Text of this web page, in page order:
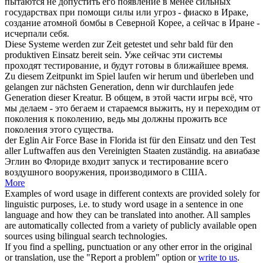
государствах при помощи силы или угроз - фиаско в Ираке,
создание атомной бомбы в Северной Корее, а сейчас в Иране -
исчерпали себя.
Diese Systeme werden zur Zeit getestet und sehr bald für den
produktiven Einsatz bereit sein. Уже сейчас эти системы
проходят тестирование, и будут готовы в ближайшее время.
Zu diesem Zeitpunkt im Spiel laufen wir herum und überleben und
gelangen zur nächsten Generation, denn wir durchlaufen jede
Generation dieser Kreatur. В общем, в этой части игры всё, что
мы делаем - это бегаем и стараемся выжить, ну и переходим от
поколения к поколению, ведь мы должны прожить все
поколения этого существа.
der Eglin Air Force Base in Florida ist für den Einsatz und den Test
aller Luftwaffen aus den Vereinigten Staaten zuständig. на авиабазе
Эглин во Флориде входит запуск и тестирование всего
воздушного вооружения, производимого в США.
More
Examples of word usage in different contexts are provided solely for
linguistic purposes, i.e. to study word usage in a sentence in one
language and how they can be translated into another. All samples
are automatically collected from a variety of publicly available open
sources using bilingual search technologies.
If you find a spelling, punctuation or any other error in the original
or translation, use the "Report a problem" option orwrite to us.